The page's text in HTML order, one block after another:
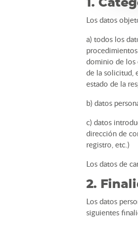
1.
Los datos
a) todos los
dominio de los
de la solicitud,
estado de la
b) datos
c) datos
dirección de
registro, etc.)
Los datos de
2.
Los datos
siguientes